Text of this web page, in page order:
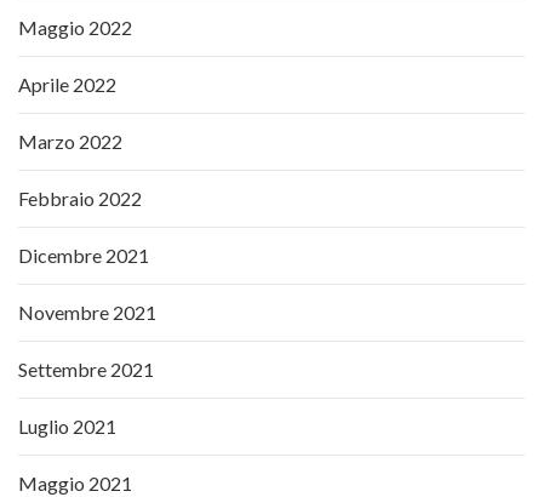
Maggio 2022
Aprile 2022
Marzo 2022
Febbraio 2022
Dicembre 2021
Novembre 2021
Settembre 2021
Luglio 2021
Maggio 2021